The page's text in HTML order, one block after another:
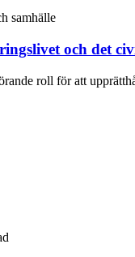
samhälle
och det
roll för att